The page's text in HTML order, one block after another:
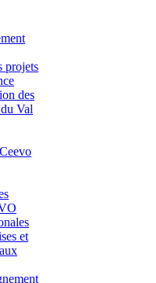
projets
des
Val
et